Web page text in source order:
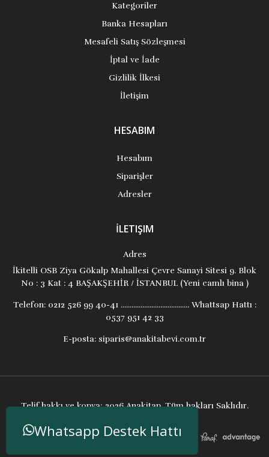
Kategoriler
Banka Hesapları
Mesafeli Satış Sözleşmesi
İptal ve İade
Gizlilik İlkesi
İletişim
HESABIM
Hesabım
Siparişler
Adresler
İLETIŞIM
Adres
İkitelli OSB Ziya Gökalp Mahallesi Çevre Sanayi Sitesi 9. Blok
No : 3 Kat : 4 BAŞAKŞEHİR / İSTANBUL (Yeni camlı bina )
Telefon:0212 526 99 40-41 ...................................... Whattsap Hattı :
0537 951 42 33
E-posta: siparis@anakitabevi.com.tr
Telif hakkı ve kopya; 2026 Anakitap. Tüm hakları Saklıdır.
Whatsapp Destek Hattı